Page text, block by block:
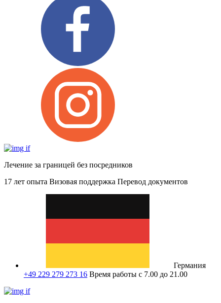
Лечение за границей без посредников
17 лет опыта Визовая поддержка Перевод документов
Германия
+49 229 279 273 16 Время работы с 7.00 до 21.00